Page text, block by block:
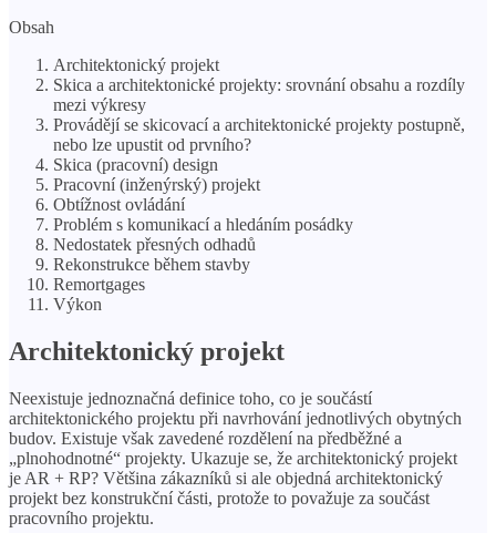
Obsah
Architektonický projekt
Skica a architektonické projekty: srovnání obsahu a rozdíly
mezi výkresy
Provádějí se skicovací a architektonické projekty postupně,
nebo lze upustit od prvního?
Skica (pracovní) design
Pracovní (inženýrský) projekt
Obtížnost ovládání
Problém s komunikací a hledáním posádky
Nedostatek přesných odhadů
Rekonstrukce během stavby
Remortgages
Výkon
Architektonický projekt
Neexistuje jednoznačná definice toho, co je součástí
architektonického projektu při navrhování jednotlivých obytných
budov. Existuje však zavedené rozdělení na předběžné a
„plnohodnotné“ projekty. Ukazuje se, že architektonický projekt
je AR + RP? Většina zákazníků si ale objedná architektonický
projekt bez konstrukční části, protože to považuje za součást
pracovního projektu.